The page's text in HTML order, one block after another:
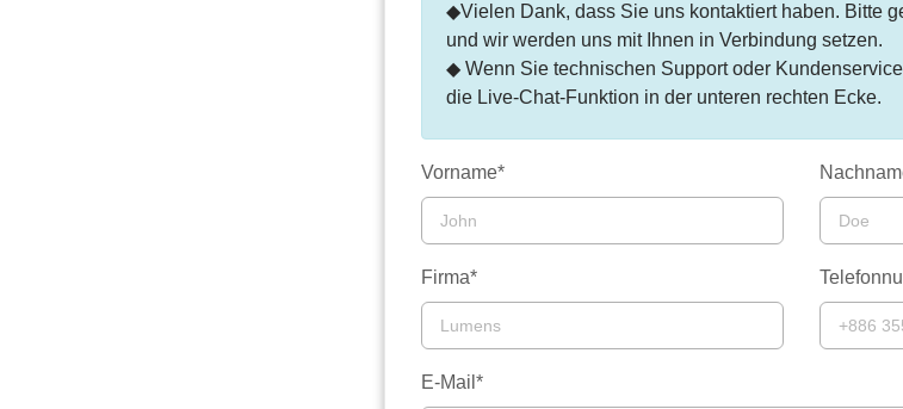
◆Vielen Dank, dass Sie uns kontaktiert haben. Bitte
und wir werden uns mit Ihnen in Verbindung setzen.
◆ Wenn Sie technischen Support oder
die Live-Chat-Funktion in der unteren rechten Ecke.
Vorname*
Firma*
E-Mail*